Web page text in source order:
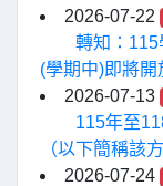
2026-07-22
轉知：115
(學期中)即將開
2026-07-13
115年至
（以下簡稱該
2026-07-24